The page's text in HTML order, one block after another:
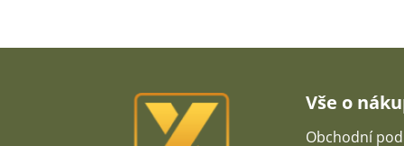
Z
Vše o
Obchodní